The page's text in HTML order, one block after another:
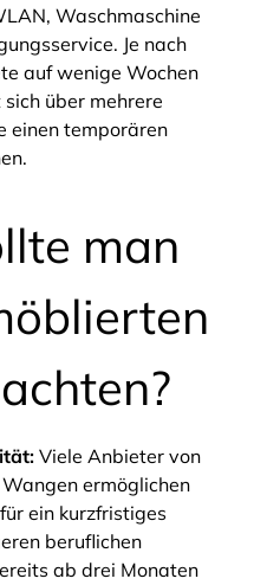
Waschmaschine
Je nach
auf wenige Wochen
über mehrere
einen temporären
man
Viele Anbieter von
ermöglichen
ein kurzfristiges
beruflichen
ab drei Monaten